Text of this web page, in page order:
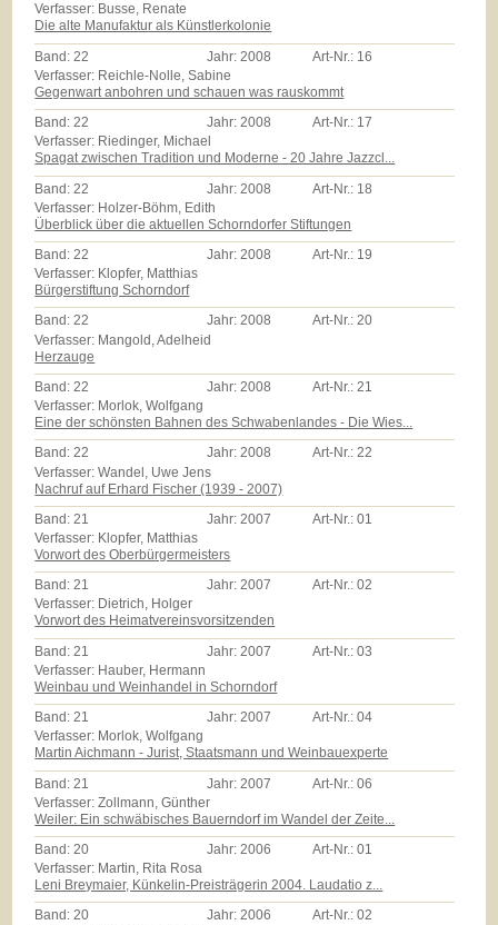
Verfasser: Busse, Renate
Die alte Manufaktur als Künstlerkolonie
Band: 22 Jahr: 2008 Art-Nr.: 16
Verfasser: Reichle-Nolle, Sabine
Gegenwart anbohren und schauen was rauskommt
Band:22 Jahr:2008 Art-Nr.: 17
Verfasser: Riedinger, Michael
Spagat zwischen Tradition und Moderne - 20 Jahre Jazzcl...
Band: 22 Jahr: 2008 Art-Nr.: 18
Verfasser: Holzer-Böhm, Edith
Überblick über die aktuellen Schorndorfer Stiftungen
Band:22 Jahr:2008 Art-Nr.: 19
Verfasser: Klopfer, Matthias
Bürgerstiftung Schorndorf
Band:22 Jahr:2008 Art-Nr.:20
Verfasser: Mangold, Adelheid
Herzauge
Band:22 Jahr:2008 Art-Nr.:21
Verfasser: Morlok, Wolfgang
Eine der schönsten Bahnen des Schwabenlandes - Die Wies...
Band:22 Jahr:2008 Art-Nr.:22
Verfasser: Wandel, Uwe Jens
Nachruf auf Erhard Fischer (1939 - 2007)
Band: 21 Jahr: 2007 Art-Nr.:01
Verfasser: Klopfer, Matthias
Vorwort des Oberbürgermeisters
Band:21 Jahr:2007 Art-Nr.:02
Verfasser: Dietrich, Holger
Vorwort des Heimatvereinsvorsitzenden
Band: 21 Jahr: 2007 Art-Nr.:03
Verfasser: Hauber, Hermann
Weinbau und Weinhandel in Schorndorf
Band:21 Jahr:2007 Art-Nr.:04
Verfasser: Morlok, Wolfgang
Martin Aichmann - Jurist, Staatsmann und Weinbauexperte
Band: 21 Jahr: 2007 Art-Nr.:06
Verfasser: Zollmann, Günther
Weiler: Ein schwäbisches Bauerndorf im Wandel der Zeite...
Band:20 Jahr:2006 Art-Nr.:01
Verfasser: Martin, Rita Rosa
Leni Breymaier, Künkelin-Preisträgerin 2004. Laudatio z...
Band:20 Jahr:2006 Art-Nr.:02